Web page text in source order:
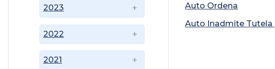
2021
2022
2023
Auto Ordena
Auto Inadmite Tutela
02 de